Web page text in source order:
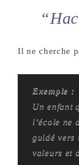
Il ne cherche
Exemple :
Un enfant
l’école ne
guidé vers
valeurs et